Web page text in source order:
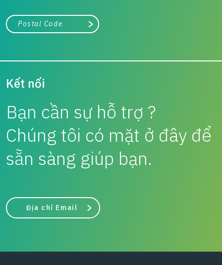
Thành phố, tiểu bang hoặc mã zip/bưu chính
Tìm kiếm
Kết nối
Bạn cần sự hỗ trợ ?
Chúng tôi có mặt ở đây để
sẵn sàng giúp bạn.
Địa chỉ Email